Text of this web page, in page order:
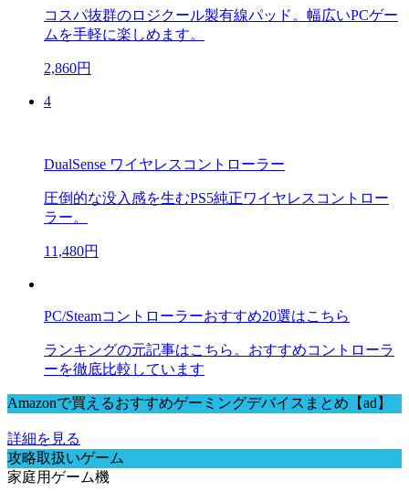
コスパ抜群のロジクール製有線パッド。幅広いPCゲー
ムを手軽に楽しめます。
2,860円
4
DualSense ワイヤレスコントローラー
圧倒的な没入感を生むPS5純正ワイヤレスコントロー
ラー。
11,480円
PC/Steamコントローラーおすすめ20選はこちら
ランキングの元記事はこちら。おすすめコントローラ
ーを徹底比較しています
Amazonで買えるおすすめゲーミングデバイスまとめ【ad】
詳細を見る
攻略取扱いゲーム
家庭用ゲーム機